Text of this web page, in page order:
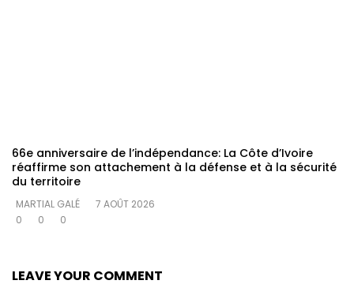
66e anniversaire de l’indépendance: La Côte d’Ivoire
réaffirme son attachement à la défense et à la sécurité
du territoire
MARTIAL GALÉ
7 AOÛT 2026
0
0 0
LEAVE YOUR COMMENT